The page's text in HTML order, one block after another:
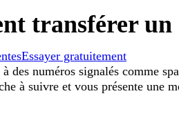
transférer un
Essayer gratuitement
des numéros signalés comme
à suivre et vous présente une